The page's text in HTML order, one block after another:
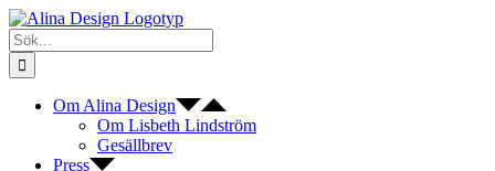
Fortsätt
till
innehållet
Sök
efter:
Om Alina Design
Om Lisbeth Lindström
Gesällbrev
Press